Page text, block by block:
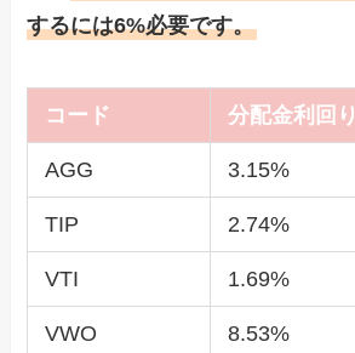
するには6%必要です。
コード 分配金利回り
AGG 3.15%
TIP 2.74%
VTI 1.69%
VWO 8.53%